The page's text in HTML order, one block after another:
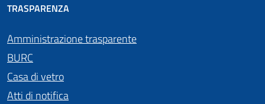
TRASPARENZA
Amministrazione trasparente
BURC
Casa di vetro
Atti di notifica